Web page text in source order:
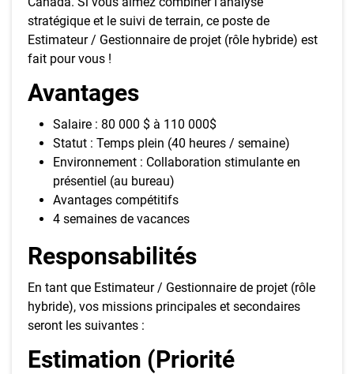
stratégique et le suivi de terrain, ce poste de
Estimateur / Gestionnaire de projet (rôle hybride) est
fait pour vous !
Avantages
Salaire : 80 000 $ à 110 000$
Statut : Temps plein (40 heures / semaine)
Environnement : Collaboration stimulante en
présentiel (au bureau)
Avantages compétitifs
4 semaines de vacances
Responsabilités
En tant que Estimateur / Gestionnaire de projet (rôle
hybride), vos missions principales et secondaires
seront les suivantes :
Estimation (Priorité